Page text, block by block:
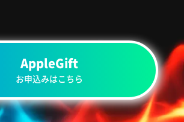
AppleGift
お申込みはこちら